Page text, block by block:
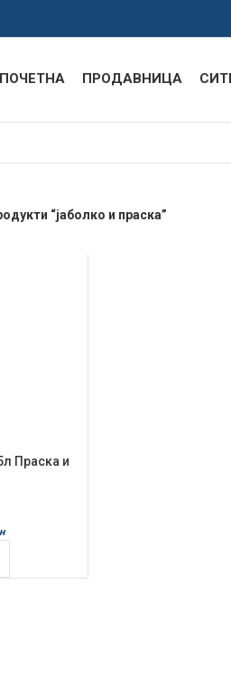
ПОЧЕТНА ПРОДАВНИЦА
“јаболко и праска”
Праска и